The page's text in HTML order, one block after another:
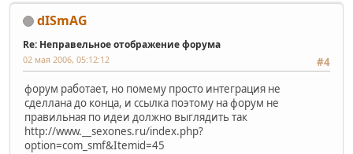
dISmAG
Re: Неправельное отображение форума
#4
02 мая 2006, 05:12:12
форум работает, но помему просто интеграция не
сделлана до конца, и ссылка поэтому на форум не
правильная по идеи должно выглядить так
http://www.__sexones.ru/index.php?
option=com_smf&Itemid=45